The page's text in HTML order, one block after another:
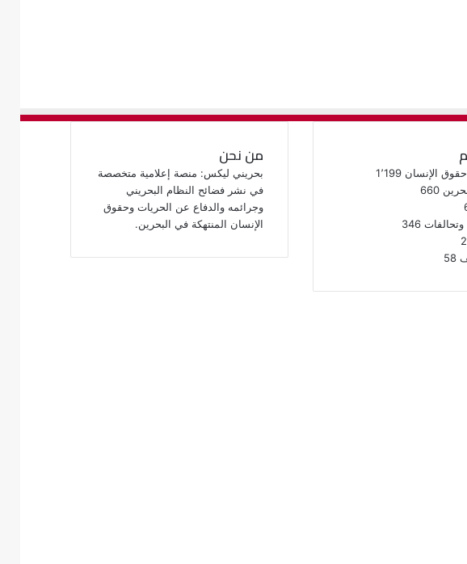
من نحن
بحريني ليكس: منصة إعلامية متخصصة
في نشر فضائح النظام البحريني
وجرائمه والدفاع عن الحريات وحقوق
الإنسان المنتهكة في البحرين.
حقوق الإنسان 1٬199
660
346
58